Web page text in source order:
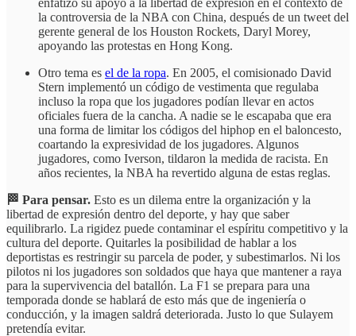
enfatizó su apoyo a la libertad de expresión en el contexto de
la controversia de la NBA con China, después de un tweet del
gerente general de los Houston Rockets, Daryl Morey,
apoyando las protestas en Hong Kong.
Otro tema es el de la ropa. En 2005, el comisionado David
Stern implementó un código de vestimenta que regulaba
incluso la ropa que los jugadores podían llevar en actos
oficiales fuera de la cancha. A nadie se le escapaba que era
una forma de limitar los códigos del hiphop en el baloncesto,
coartando la expresividad de los jugadores. Algunos
jugadores, como Iverson, tildaron la medida de racista. En
años recientes, la NBA ha revertido alguna de estas reglas.
🏁 Para pensar. Esto es un dilema entre la organización y la
libertad de expresión dentro del deporte, y hay que saber
equilibrarlo. La rigidez puede contaminar el espíritu competitivo y la
cultura del deporte. Quitarles la posibilidad de hablar a los
deportistas es restringir su parcela de poder, y subestimarlos. Ni los
pilotos ni los jugadores son soldados que haya que mantener a raya
para la supervivencia del batallón. La F1 se prepara para una
temporada donde se hablará de esto más que de ingeniería o
conducción, y la imagen saldrá deteriorada. Justo lo que Sulayem
pretendía evitar.